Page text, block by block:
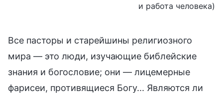
и работа человека)
Все пасторы и старейшины религиозного
мира — это люди, изучающие библейские
знания и богословие; они — лицемерные
фарисеи, противящиеся Богу... Являются ли